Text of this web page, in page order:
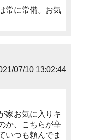
常に常備。お気
07/10 13:02:44
家お気に入りキ
か、こちらが辛
いつも頼んでま